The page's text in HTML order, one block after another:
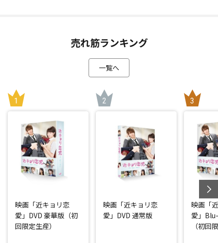
売れ筋ランキング
一覧へ
映画「近キョリ恋
愛」DVD 豪華版（初
回限定生産）
映画「近キョリ恋
愛」DVD 通常版
映画「
愛」
（初回